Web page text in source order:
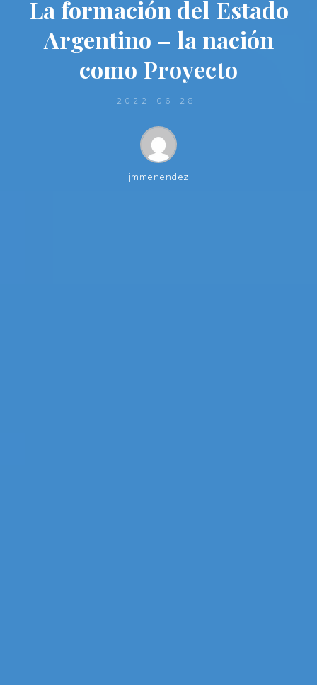
La formación del Estado
Argentino – la nación
como Proyecto
2022-06-28
jmmenendez